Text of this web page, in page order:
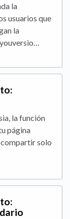
la
usuarios que
la
la función
página
compartir solo